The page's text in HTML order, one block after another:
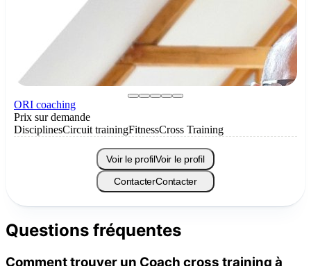
ORI coaching
Prix sur demande
DisciplinesCircuit trainingFitnessCross Training
Voir le profilVoir le profil
ContacterContacter
Questions fréquentes
Comment trouver un Coach cross training à